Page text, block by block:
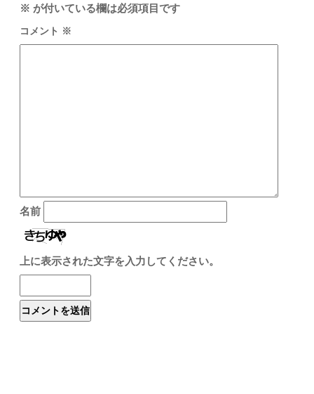
※ が付いている欄は必須項目です
コメント ※
名前
上に表示された文字を入力してください。